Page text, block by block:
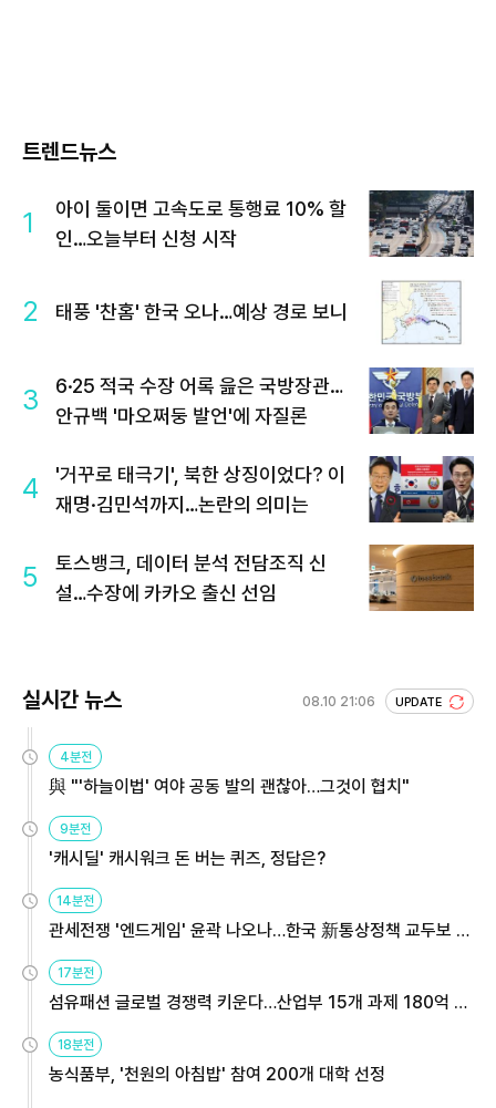
트렌드뉴스
1
아이 둘이면 고속도로 통행료 10% 할
인…오늘부터 신청 시작
2 태풍 '찬홈' 한국 오나…예상 경로 보니
3
6·25 적국 수장 어록 읊은 국방장관…
안규백 '마오쩌둥 발언'에 자질론
4
'거꾸로 태극기', 북한 상징이었다? 이
재명·김민석까지…논란의 의미는
5
토스뱅크, 데이터 분석 전담조직 신
설…수장에 카카오 출신 선임
실시간 뉴스 08.10 21:06 UPDATE
4분전
與 "'하늘이법' 여야 공동 발의 괜찮아…그것이 협치"
9분전
'캐시딜' 캐시워크 돈 버는 퀴즈, 정답은?
14분전
관세전쟁 '엔드게임' 윤곽 나오나…한국 新통상정책 교두보 활
17분전
섬유패션 글로벌 경쟁력 키운다…산업부 15개 과제 180억 지
18분전
농식품부, '천원의 아침밥' 참여 200개 대학 선정